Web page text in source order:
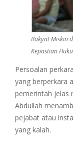
Rakyat Miskin
Kepastian
Persoalan
yang berperkara
pemerintah jelas
Abdullah
pejabat atau
yang kalah.